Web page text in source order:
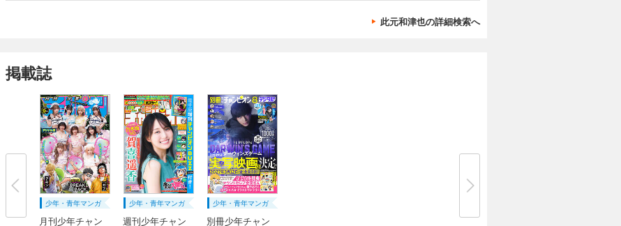
此元和津也の詳細検索へ
掲載誌
少年・青年マンガ
月刊少年チャン
少年・青年マンガ
週刊少年チャン
少年・青年マンガ
別冊少年チャン